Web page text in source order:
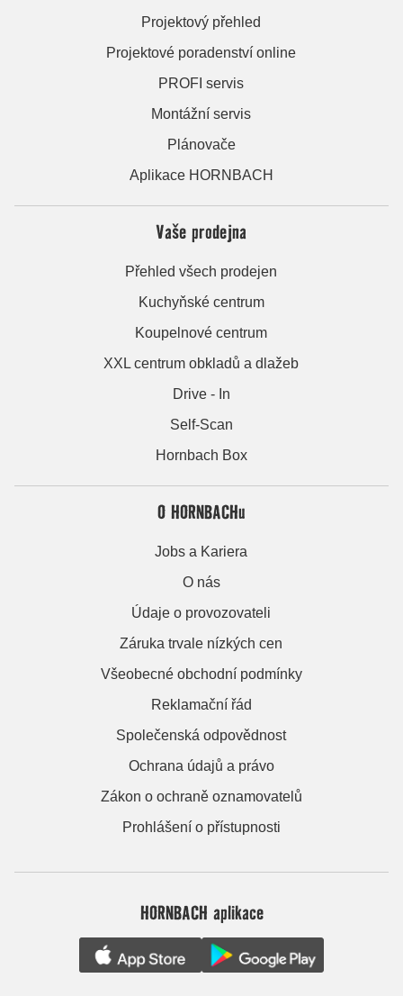
Projektový přehled
Projektové poradenství online
PROFI servis
Montážní servis
Plánovače
Aplikace HORNBACH
Vaše prodejna
Přehled všech prodejen
Kuchyňské centrum
Koupelnové centrum
XXL centrum obkladů a dlažeb
Drive - In
Self-Scan
Hornbach Box
O HORNBACHu
Jobs a Kariera
O nás
Údaje o provozovateli
Záruka trvale nízkých cen
Všeobecné obchodní podmínky
Reklamační řád
Společenská odpovědnost
Ochrana údajů a právo
Zákon o ochraně oznamovatelů
Prohlášení o přístupnosti
HORNBACH aplikace